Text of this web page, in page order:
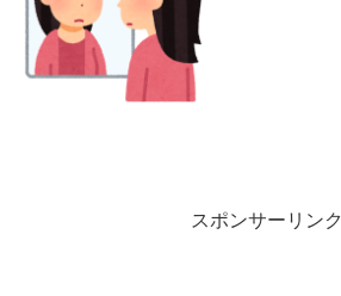
スポンサーリンク